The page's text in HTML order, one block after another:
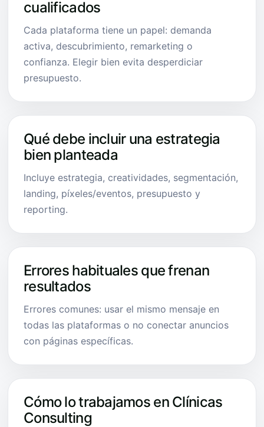
cualificados
Cada plataforma tiene un papel: demanda
activa, descubrimiento, remarketing o
confianza. Elegir bien evita desperdiciar
presupuesto.
Qué debe incluir una estrategia
bien planteada
Incluye estrategia, creatividades, segmentación,
landing, píxeles/eventos, presupuesto y
reporting.
Errores habituales que frenan
resultados
Errores comunes: usar el mismo mensaje en
todas las plataformas o no conectar anuncios
con páginas específicas.
Cómo lo trabajamos en Clínicas
Consulting